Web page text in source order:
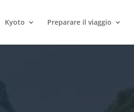
Kyoto Preparare il viaggio